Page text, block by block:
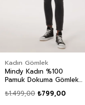
Kadın Gömlek
Mindy Kadın %100
Pamuk Dokuma Gömlek
₺799,00
₺1.499,00